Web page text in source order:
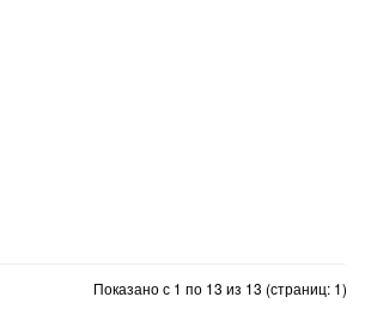
Показано с 1 по 13 из 13 (страниц: 1)